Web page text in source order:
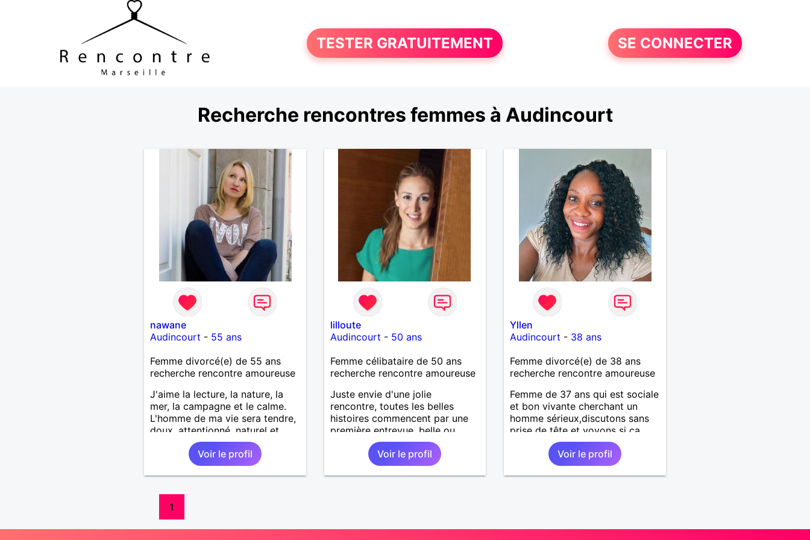
TESTER GRATUITEMENT SE CONNECTER
Recherche rencontres femmes à Audincourt
nawane
Audincourt - 55 ans
Femme divorcé(e) de 55 ans
recherche rencontre amoureuse
J'aime la lecture, la nature, la
mer, la campagne et le calme.
L'homme de ma vie sera tendre,
doux, attentionné, naturel et
affectueux.
Voir le profil
lilloute
Audincourt - 50 ans
Femme célibataire de 50 ans
recherche rencontre amoureuse
Juste envie d'une jolie
rencontre, toutes les belles
histoires commencent par une
première entrevue, belle ou
pleine de désillusions.
Voir le profil
Yllen
Audincourt - 38 ans
Femme divorcé(e) de 38 ans
recherche rencontre amoureuse
Femme de 37 ans qui est sociale
et bon vivante cherchant un
homme sérieux,discutons sans
prise de tête et voyons si ça
Voir le profil
1